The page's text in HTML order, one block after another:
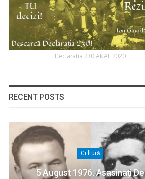
Declaratia 230 ANAF 2020
RECENT POSTS
Cultură
5 August 1976. Asasinați De